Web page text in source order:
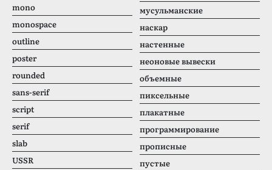
mono
monospace
outline
poster
rounded
sans-serif
script
serif
slab
USSR
мусульманские
наскар
настенные
неоновые вывески
объемные
пиксельные
плакатные
программирование
прописные
пустые